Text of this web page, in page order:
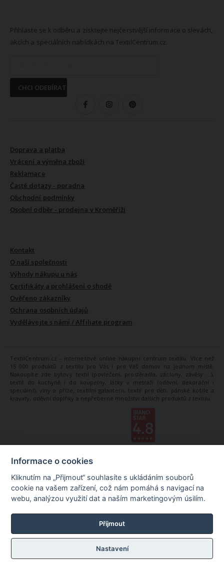
Přihlaste se k odběru a získtejte nejčerstvější informace o slevách,
akcích a speciálních nabídkách na TextilCentrum.cz.
CHCI ODEBÍRAT
Doprava a platba
Vrácení a výměna zboží
Reklamace
Časté dotazy - poradna
Obchodní podmínky
Osobní odběr - prodejna v Kroměříži
Kontakt
O naší společnosti
Výhody nákupu u nás
Certifikáty a prohlášení o shodě
Ověřeno zákazníky
Ochrana osobních údajů
Vydělávejte s námi / Affiliate program
TextilCentrum.cz - internetové online nákupní centrum textilu. Více než
15 000 produktů z textilu pro Vás i pro Váš domov na jednom místě.
Nakoupíte zde bytový textil (povlečení, prostěradla, záclony, závěsy ...),
textil do kuchyně i do koupelny, látky v metráži (oděvní, dekorační i
speciální), vlny a příze, textilní galanterii, textil pro děti, pánské košile a
kravaty, oděvní doplňky a nepřeberné množství dalších produktů z textilu.
Informace o cookies
Kliknutím na „Přijmout“ souhlasíte s ukládáním souborů
cookie na vašem zařízení, což nám pomáhá s navigací na
webu, analýzou využití dat a naším marketingovým úsilím.
Příjmout
Nastavení